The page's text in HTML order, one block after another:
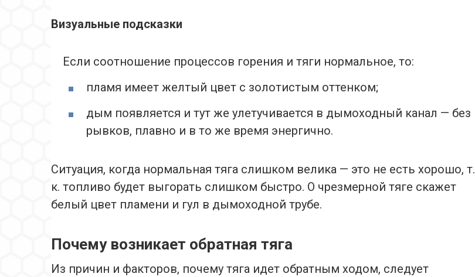
Визуальные подсказки
Если соотношение процессов горения и тяги нормальное, то:
пламя имеет желтый цвет с золотистым оттенком;
дым появляется и тут же улетучивается в дымоходный канал — без
рывков, плавно и в то же время энергично.
Ситуация, когда нормальная тяга слишком велика — это не есть хорошо, т.
к. топливо будет выгорать слишком быстро. О чрезмерной тяге скажет
белый цвет пламени и гул в дымоходной трубе.
Почему возникает обратная тяга
Из причин и факторов, почему тяга идет обратным ходом, следует